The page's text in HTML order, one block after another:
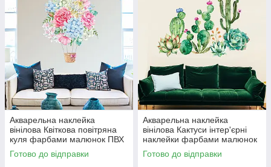
Акварельна наклейка
вінілова Квіткова повітряна
куля фарбами малюнок ПВХ
540х700мм матова
Готово до відправки
Акварельна наклейка
вінілова Кактуси інтер'єрні
наклейки фарбами малюнок
ПВХ 1200х1000мм матова
Готово до відправки